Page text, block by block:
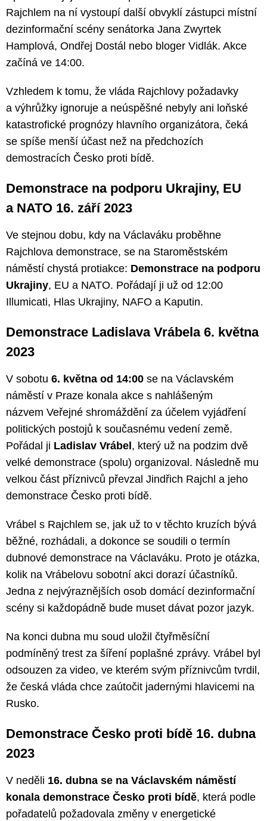
Rajchlem na ní vystoupí další obvyklí zástupci místní
dezinformační scény senátorka Jana Zwyrtek
Hamplová, Ondřej Dostál nebo bloger Vidlák. Akce
začíná ve 14:00.
Vzhledem k tomu, že vláda Rajchlovy požadavky
a výhrůžky ignoruje a neúspěšné nebyly ani loňské
katastrofické prognózy hlavního organizátora, čeká
se spíše menší účast než na předchozích
demostracích Česko proti bídě.
Demonstrace na podporu Ukrajiny, EU
a NATO 16. září 2023
Ve stejnou dobu, kdy na Václaváku proběhne
Rajchlova demonstrace, se na Staroměstském
náměstí chystá protiakce: Demonstrace na podporu
Ukrajiny, EU a NATO. Pořádají ji už od 12:00
Illumicati, Hlas Ukrajiny, NAFO a Kaputin.
Demonstrace Ladislava Vrábela 6. května
2023
V sobotu 6. května od 14:00 se na Václavském
náměstí v Praze konala akce s nahlášeným
názvem Veřejné shromáždění za účelem vyjádření
politických postojů k současnému vedení země.
Pořádal ji Ladislav Vrábel , který už na podzim dvě
velké demonstrace (spolu) organizoval. Následně mu
velkou část příznivců převzal Jindřich Rajchl a jeho
demonstrace Česko proti bídě.
Vrábel s Rajchlem se, jak už to v těchto kruzích bývá
běžné, rozhádali, a dokonce se soudili o termín
dubnové demonstrace na Václaváku. Proto je otázka,
kolik na Vrábelovu sobotní akci dorazí účastníků.
Jedna z nejvýraznějších osob domácí dezinformační
scény si každopádně bude muset dávat pozor jazyk.
Na konci dubna mu soud uložil čtyřměsíční
podmíněný trest za šíření poplašné zprávy. Vrábel byl
odsouzen za video, ve kterém svým příznivcům tvrdil,
že česká vláda chce zaútočit jadernými hlavicemi na
Rusko.
Demonstrace Česko proti bídě 16. dubna
2023
V neděli 16. dubna se na Václavském náměstí
konala demonstrace Česko proti bídě, která podle
pořadatelů požadovala změny v energetické